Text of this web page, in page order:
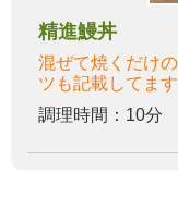
精進鰻丼
混ぜて焼くだけ
ツも記載してます
調理時間：10分